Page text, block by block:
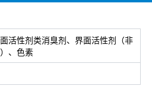
活性剂类消臭剂、界面活性剂（非
、色素